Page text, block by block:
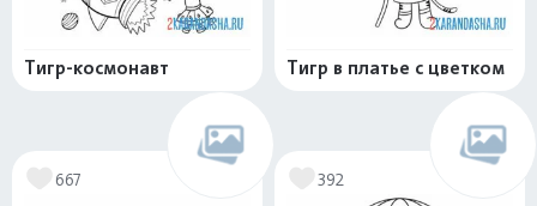
Тигр-космонавт Тигр в платье с цветком
667 392